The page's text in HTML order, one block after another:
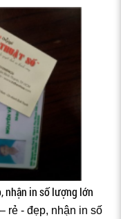
nhận in số lượng lớn
rẻ - đẹp, nhận in số